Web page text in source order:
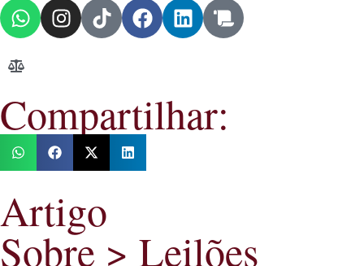
Compartilhar:
Artigo
Sobre > Leilões